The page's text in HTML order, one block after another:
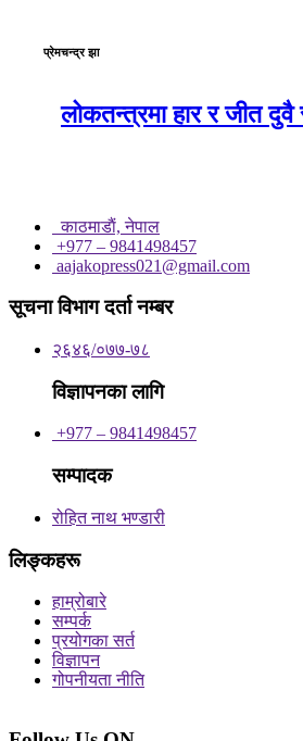
प्रेमचन्द्र झा
लोकतन्त्रमा हार र जीत दुवै
काठमाडाैं, नेपाल
+977 – 9841498457
aajakopress021@gmail.com
सूचना विभाग दर्ता नम्बर
२६४६/०७७-७८
विज्ञापनका लागि
+977 – 9841498457
सम्पादक
रोहित नाथ भण्डारी
लिङ्कहरू
हाम्रोबारे
सम्पर्क
प्रयोगका सर्त
विज्ञापन
गोपनीयता नीति